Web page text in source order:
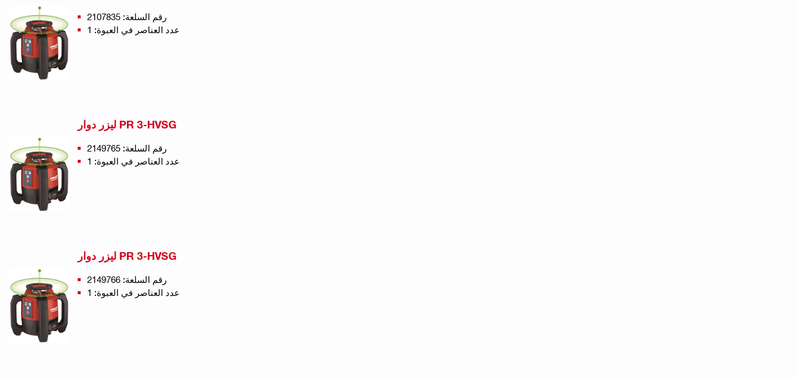
رقم السلعة: 2107835
عدد العناصر في العبوة: 1
ليزر دوار PR 3-HVSG
رقم السلعة: 2149765
عدد العناصر في العبوة: 1
ليزر دوار PR 3-HVSG
رقم السلعة: 2149766
عدد العناصر في العبوة: 1